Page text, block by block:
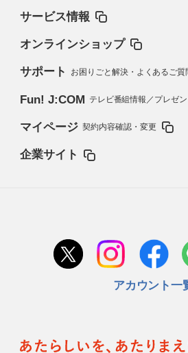
サービス情報
オンラインショップ
サポート お困りごと解決・よくあるご質
Fun! J:COM テレビ番組情報／プレゼ
マイページ 契約内容確認・変更
企業サイト
アカウント一